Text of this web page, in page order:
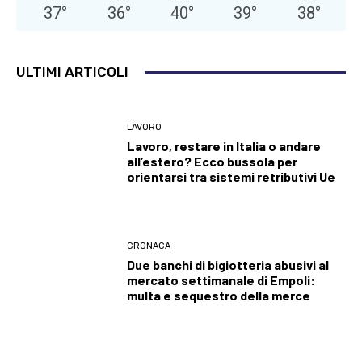
37° 36° 40° 39° 38°
ULTIMI ARTICOLI
LAVORO
Lavoro, restare in Italia o andare
all’estero? Ecco bussola per
orientarsi tra sistemi retributivi Ue
CRONACA
Due banchi di bigiotteria abusivi al
mercato settimanale di Empoli:
multa e sequestro della merce